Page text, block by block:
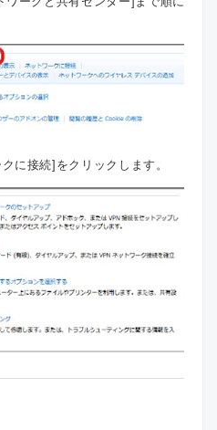
に接続]をクリックします。